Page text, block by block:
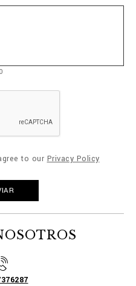
to our Privacy Policy